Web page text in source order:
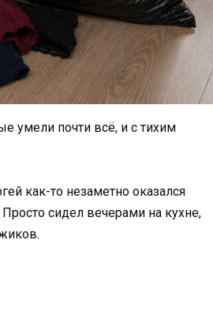
умели почти всё, и с тихим
как-то незаметно оказался
сидел вечерами на кухне,